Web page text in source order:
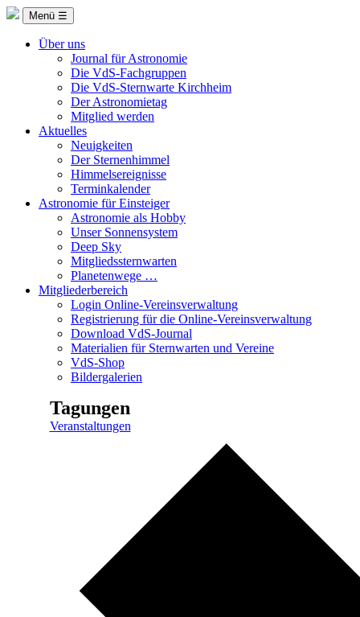
Menü ☰
Über uns
Journal für Astronomie
Die VdS-Fachgruppen
Die VdS-Sternwarte Kirchheim
Der Astronomietag
Mitglied werden
Aktuelles
Neuigkeiten
Der Sternenhimmel
Himmelsereignisse
Terminkalender
Astronomie für Einsteiger
Astronomie als Hobby
Unser Sonnensystem
Deep Sky
Mitgliedssternwarten
Planetenwege …
Mitgliederbereich
Login Online-Vereinsverwaltung
Registrierung für die Online-Vereinsverwaltung
Download VdS-Journal
Materialien für Sternwarten und Vereine
VdS-Shop
Bildergalerien
Tagungen
Veranstaltungen